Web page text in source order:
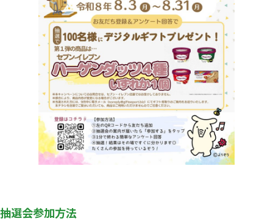
抽選会参加方法